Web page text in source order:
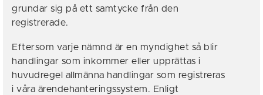
grundar sig på ett samtycke från den
registrerade.
Eftersom varje nämnd är en myndighet så blir
handlingar som inkommer eller upprättas i
huvudregel allmänna handlingar som registreras
i våra ärendehanteringssystem. Enligt